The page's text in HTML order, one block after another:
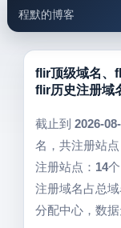
程默的博客
邮件工具
flir顶级域名、
flir历史注册域
截止到 2026-
名，共注册站点
注册站点： 14
注册域名占总
分配中心，数据